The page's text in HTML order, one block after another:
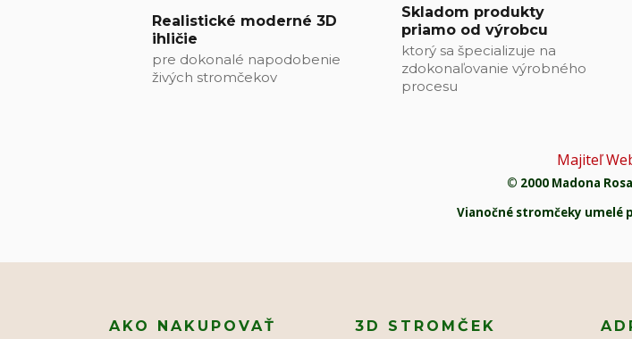
Realistické moderné 3D
ihličie
pre dokonalé napodobenie
živých stromčekov
Skladom produkty
priamo od výrobcu
ktorý sa špecializuje na
zdokonaľovanie výrobného
procesu
Majiteľ
© 2000 Madona
Vianočné stromčeky umelé
AKO NAKUPOVAŤ 3D STROMČEK